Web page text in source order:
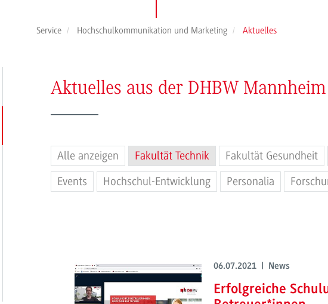
Service Hochschulkommunikation und Marketing Aktuelles
Aktuelles aus der DHBW Mannheim
Alle anzeigen Fakultät Technik Fakultät Gesundheit
Events
Hochschul-Entwicklung Personalia
06.07.2021 | News
Erfolgreiche